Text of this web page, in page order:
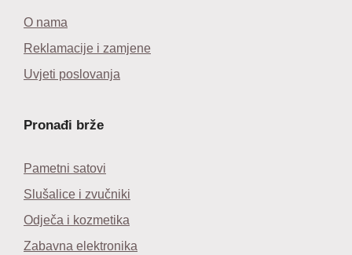
O nama
Reklamacije i zamjene
Uvjeti poslovanja
Pronađi brže
Pametni satovi
Slušalice i zvučniki
Odječa i kozmetika
Zabavna elektronika